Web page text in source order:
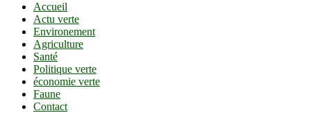
Accueil
Actu verte
Environement
Agriculture
Santé
Politique verte
économie verte
Faune
Contact